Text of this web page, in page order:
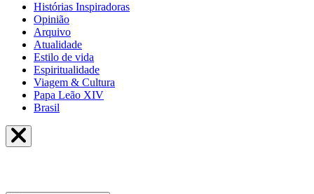
Histórias Inspiradoras
Opinião
Arquivo
Atualidade
Estilo de vida
Espiritualidade
Viagem & Cultura
Papa Leão XIV
Brasil